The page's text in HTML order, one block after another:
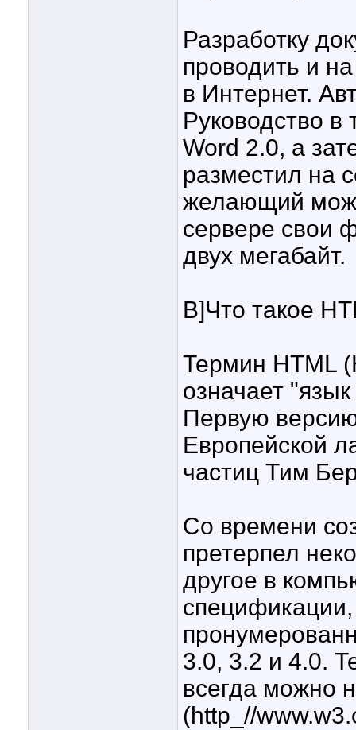
Разработку
проводить и
в Интернет.
Руководство в
Word 2.0, а
разместил на
желающий
сервере свои
двух мегабайт.
B]Что такое
Термин HTML
означает
Первую
Европейской
частиц Тим
Со времени
претерпел
другое в
3.0, 3.2 и 4.0.
всегда можно
(http_//